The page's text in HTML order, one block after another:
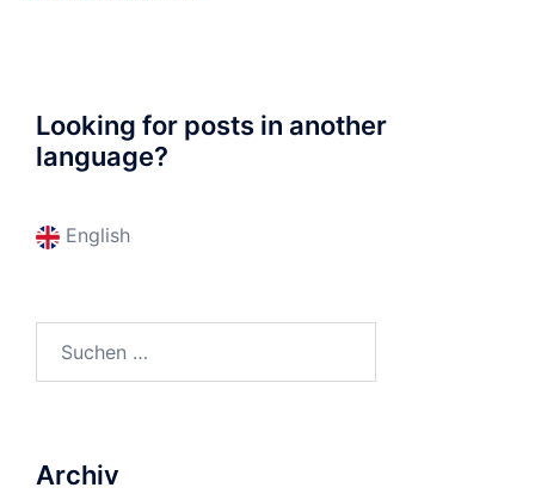
Looking for posts in another
language?
English
nach:
Archiv